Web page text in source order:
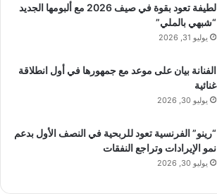
لطيفة تعود بقوة في صيف 2026 مع ألبومها الجديد
“شبهي بالملي”
يوليو 31, 2026
الفنانة بيان على موعد مع جمهورها في أول انطلاقة
غنائية
يوليو 30, 2026
“رينو” الفرنسية تعود للربحية في النصف الأول بدعم
نمو الإيرادات وتراجع النفقات
يوليو 30, 2026